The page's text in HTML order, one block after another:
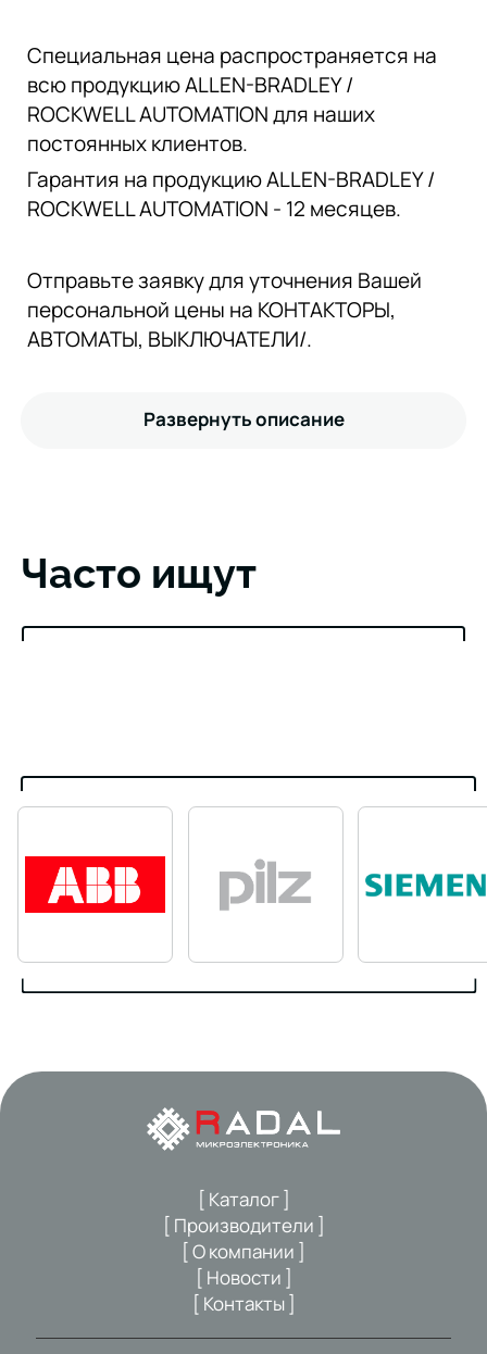
Специальная цена распространяется на
всю продукцию ALLEN-BRADLEY /
ROCKWELL AUTOMATION для наших
постоянных клиентов.
Гарантия на продукцию ALLEN-BRADLEY /
ROCKWELL AUTOMATION - 12 месяцев.
Отправьте заявку для уточнения Вашей
персональной цены на КОНТАКТОРЫ,
АВТОМАТЫ, ВЫКЛЮЧАТЕЛИ/.
Развернуть описание
Часто ищут
[ Каталог ]
[ Производители ]
[ О компании ]
[ Новости ]
[ Контакты ]